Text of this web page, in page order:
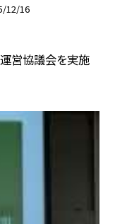
12/16
営協議会を実施